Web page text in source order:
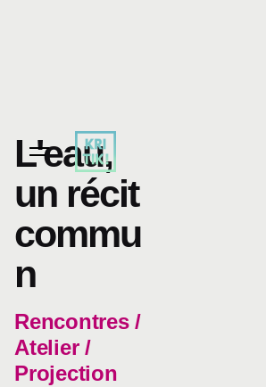
L'eau,
un récit
commu
n
Rencontres /
Atelier /
Projection